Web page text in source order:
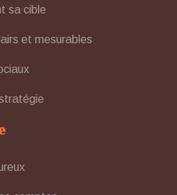
sa cible
et mesurables